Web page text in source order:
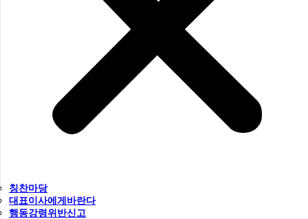
칭찬마당
대표이사에게바란다
행동강령위반신고